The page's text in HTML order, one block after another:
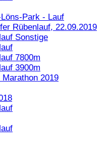
Park - Lauf
Rübenlauf, 22.09.2019
Sonstige
7800m
3900m
2019